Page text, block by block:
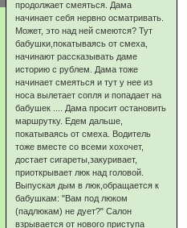
продолжает смеяться. Дама
начинает себя нервно осматривать.
Может, это над ней смеются? Тут
бабушки,покатываясь от смеха,
начинают рассказывать даме
историю с рублем. Дама тоже
начинает смеяться и тут у нее из
носа вылетает сопля и попадает на
бабушек .... Дама просит остановить
маршрутку. Едем дальше,
покатываясь от смеха. Водитель
тоже вместе со всеми хохочет,
достает сигареты,закуривает,
приоткрывает люк над головой.
Выпуская дым в люк,обращается к
бабушкам: "Вам под люком
(падлюкам) не дует?" Салон
взрывается от нового приступа